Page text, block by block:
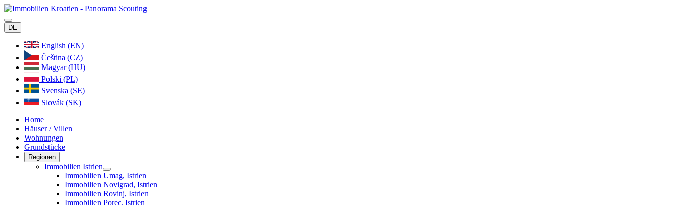
DE
English (EN)
Čeština (CZ)
Magyar (HU)
Polski (PL)
Svenska (SE)
Slovák (SK)
Home
Häuser / Villen
Wohnungen
Grundstücke
Regionen
Immobilien Istrien
Immobilien Umag, Istrien
Immobilien Novigrad, Istrien
Immobilien Rovinj, Istrien
Immobilien Porec, Istrien